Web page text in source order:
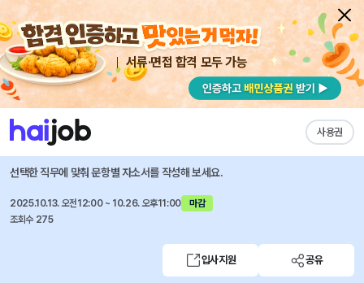
서류·면접 합격 모두 가능
사용권
채용공고 자소서 자유항목 자소서 내 작성목록
홍천엠앤티 즐겨찾기
영업부문 신입사원 채용
선택한 직무에 맞춰 문항별 자소서를 작성해 보세요.
2025.10.13. 오전12:00 ~ 10.26. 오후11:00
마감
조회수 275
입사지원 공유